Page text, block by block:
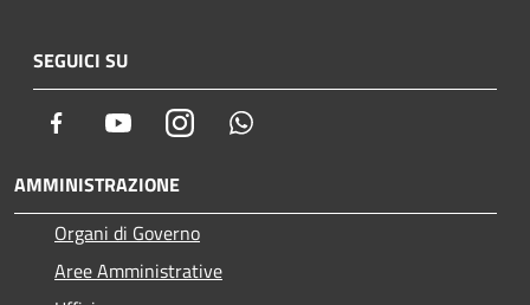
SEGUICI SU
Facebook YoutubeInstagram
AMMINISTRAZIONE
Organi di Governo
Aree Amministrative